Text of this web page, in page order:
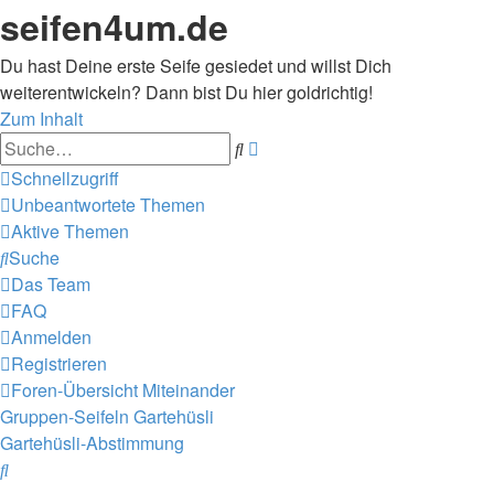
seifen4um.de
Du hast Deine erste Seife gesiedet und willst Dich
weiterentwickeln? Dann bist Du hier goldrichtig!
Zum Inhalt
Suche
Schnellzugriff
Unbeantwortete Themen
Aktive Themen
Suche
Das Team
FAQ
Anmelden
Registrieren
Foren-Übersicht Miteinander
Gruppen-Seifeln Gartehüsli
Gartehüsli-Abstimmung
Suche